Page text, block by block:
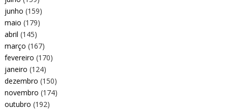
junho (159)
maio (179)
abril (145)
março (167)
fevereiro (170)
janeiro (124)
dezembro (150)
novembro (174)
outubro (192)